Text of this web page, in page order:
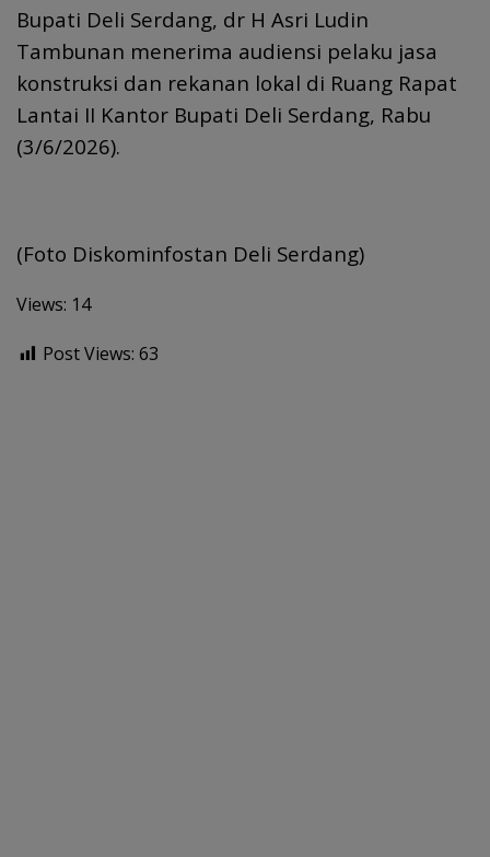
Bupati Deli Serdang, dr H Asri Ludin
Tambunan menerima audiensi pelaku jasa
konstruksi dan rekanan lokal di Ruang Rapat
Lantai II Kantor Bupati Deli Serdang, Rabu
(3/6/2026).
(Foto Diskominfostan Deli Serdang)
Views: 14
Post Views: 63